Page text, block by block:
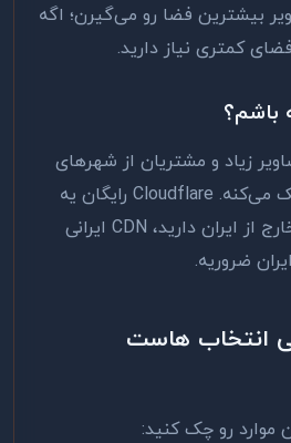
بیشترین فضا رو می‌گیرن؛ اگه
کمتری نیاز دارید.
زیاد و مشتریان از شهرهای
مختلف، CDN خیلی کمک می‌کنه. Cloudflare رایگان یه
شروع خوبه. اگه سرور خارج از ایران دارید، CDN ایرانی
ضروریه.
انتخاب هاست
موارد رو چک کنید: